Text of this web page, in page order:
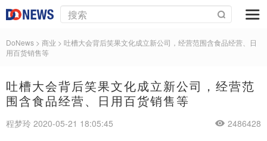
DoNews > 商业 > 吐槽大会背后笑果文化成立新公司，经营范围含食品经营、日
用百货销售等
吐槽大会背后笑果文化成立新公司，经营范
围含食品经营、日用百货销售等
程梦玲 2020-05-21 18:05:45 2486428